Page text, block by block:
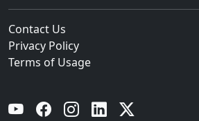
Contact Us
Privacy Policy
Terms of Usage
YouTube Facebook Instagram Linkedin